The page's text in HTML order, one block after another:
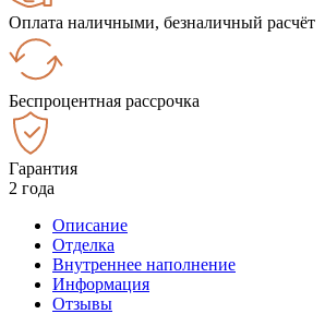
Оплата наличными, безналичный расчёт
Беспроцентная рассрочка
Гарантия
2 года
Описание
Отделка
Внутреннее наполнение
Информация
Отзывы